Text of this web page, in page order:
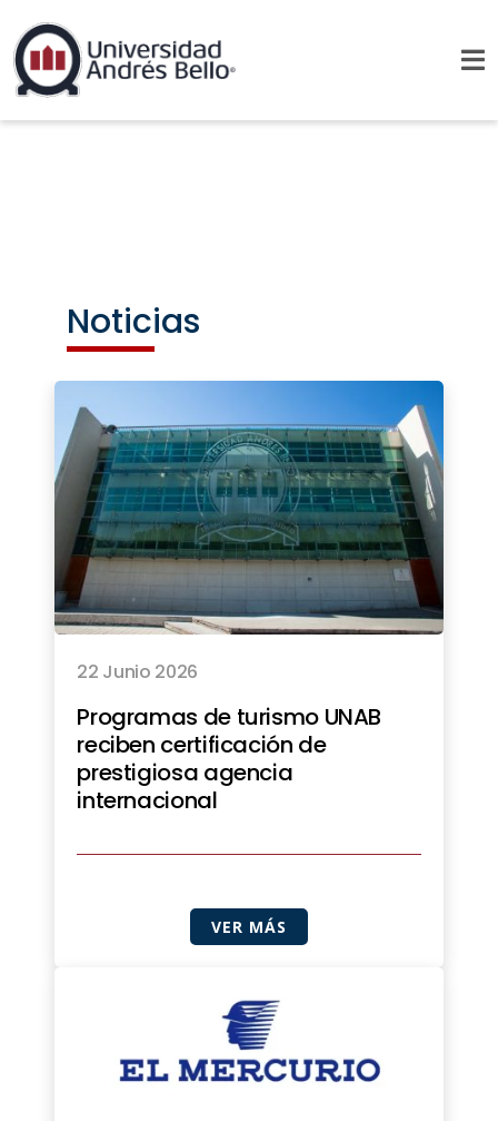
Noticias
22 Junio 2026
Programas de turismo UNAB
reciben certificación de
prestigiosa agencia
internacional
VER MÁS